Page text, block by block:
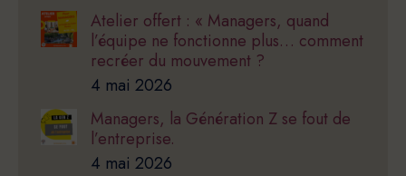
Atelier offert : « Managers, quand
l’équipe ne fonctionne plus… comment
recréer du mouvement ?
4 mai 2026
Managers, la Génération Z se fout de
l’entreprise.
4 mai 2026